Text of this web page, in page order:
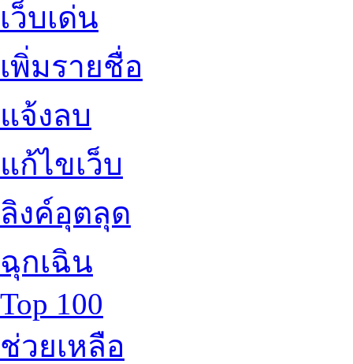
เว็บเด่น
เพิ่มรายชื่อ
แจ้งลบ
แก้ไขเว็บ
ลิงค์อุตลุด
ฉุกเฉิน
Top 100
ช่วยเหลือ